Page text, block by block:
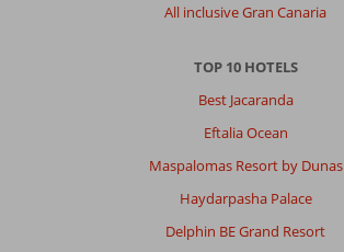
All inclusive Gran Canaria
TOP 10 HOTELS
Best Jacaranda
Eftalia Ocean
Maspalomas Resort by Dunas
Haydarpasha Palace
Delphin BE Grand Resort